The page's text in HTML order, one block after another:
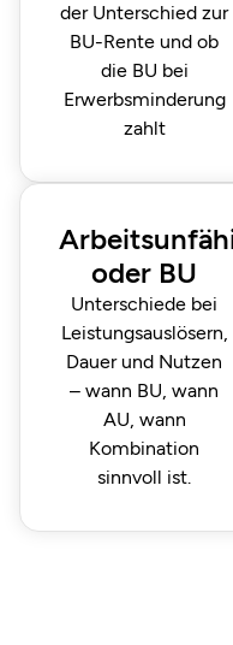
der Unterschied zur
BU-Rente und ob
die BU bei
Erwerbsminderung
zahlt
oder BU
Unterschiede bei
Leistungs­auslösern,
Dauer und Nutzen
– wann BU, wann
AU, wann
Kombination
sinnvoll ist.